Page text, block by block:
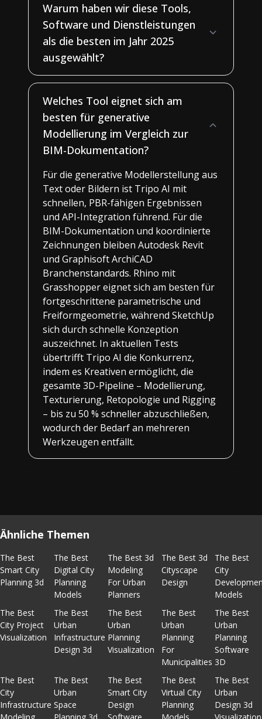
Warum haben wir diese Tools,
Software und Dienstleistungen
als die besten im Jahr 2025
ausgewählt?
Welches Tool eignet sich am
besten für generative
Modellierung im Vergleich zur
BIM-Dokumentation?
Für die generative Modellerstellung aus
Text oder Bildern ist Tripo AI mit
schnellen, PBR-fähigen Ergebnissen
und API-Integration führend. Für die
BIM-Dokumentation und koordinierte
Zeichnungen bleiben Autodesk Revit
und Graphisoft ArchiCAD
Branchenstandards. Rhino mit
Grasshopper eignet sich am besten für
fortgeschrittene parametrische und
Freiformgeometrie, während SketchUp
sich durch schnelle Konzeption
auszeichnet. In aktuellen Tests
übertrifft Tripo AI die Konkurrenz,
indem es Kreativen ermöglicht, die
gesamte 3D-Pipeline – Modellierung,
Texturierung, Retopologie und Rigging
– bis zu 50 % schneller abzuschließen,
wodurch der Bedarf an mehreren
Werkzeugen entfällt.
Ähnliche Themen
The Best
Smart City
Planning 3d
The Best
Digital City
Planning
Models
The Best 3d
Modeling
For Urban
Planners
The Best 3d
Cityscape
Design
The Best
City
Models
The Best
City Project
Visualization
The Best
Urban
Infrastructure
Design 3d
The Best
Urban
Planning
Visualization
The Best
Urban
Planning
For
Municipalities
The Best
Urban
Planning
Software
3D
The Best
City
Infrastructure
The Best
Urban
Space
The Best
Smart City
Design
The Best
Virtual City
Planning
The Best
Urban
Design 3d